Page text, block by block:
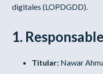
digitales (LOPDGDD).
1.
Titular: Nawar